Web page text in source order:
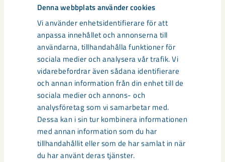
Denna webbplats använder cookies
Vi använder enhetsidentifierare för att
anpassa innehållet och annonserna till
användarna, tillhandahålla funktioner för
sociala medier och analysera vår trafik. Vi
vidarebefordrar även sådana identifierare
och annan information från din enhet till de
sociala medier och annons- och
analysföretag som vi samarbetar med.
Dessa kan i sin tur kombinera informationen
med annan information som du har
tillhandahållit eller som de har samlat in när
du har använt deras tjänster.
Sibirien-området i gamla Kiruna
centrum avvecklas under 2026
Under sommaren 2026 fortsätter avveckling av fastigheter i
gamla Kiruna centrum på grund av den pågående gruvdriften
– bland annat ...